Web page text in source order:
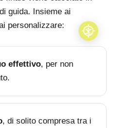
guida. Insieme ai
personalizzare:
effettivo, per non
, di solito compresa tra i